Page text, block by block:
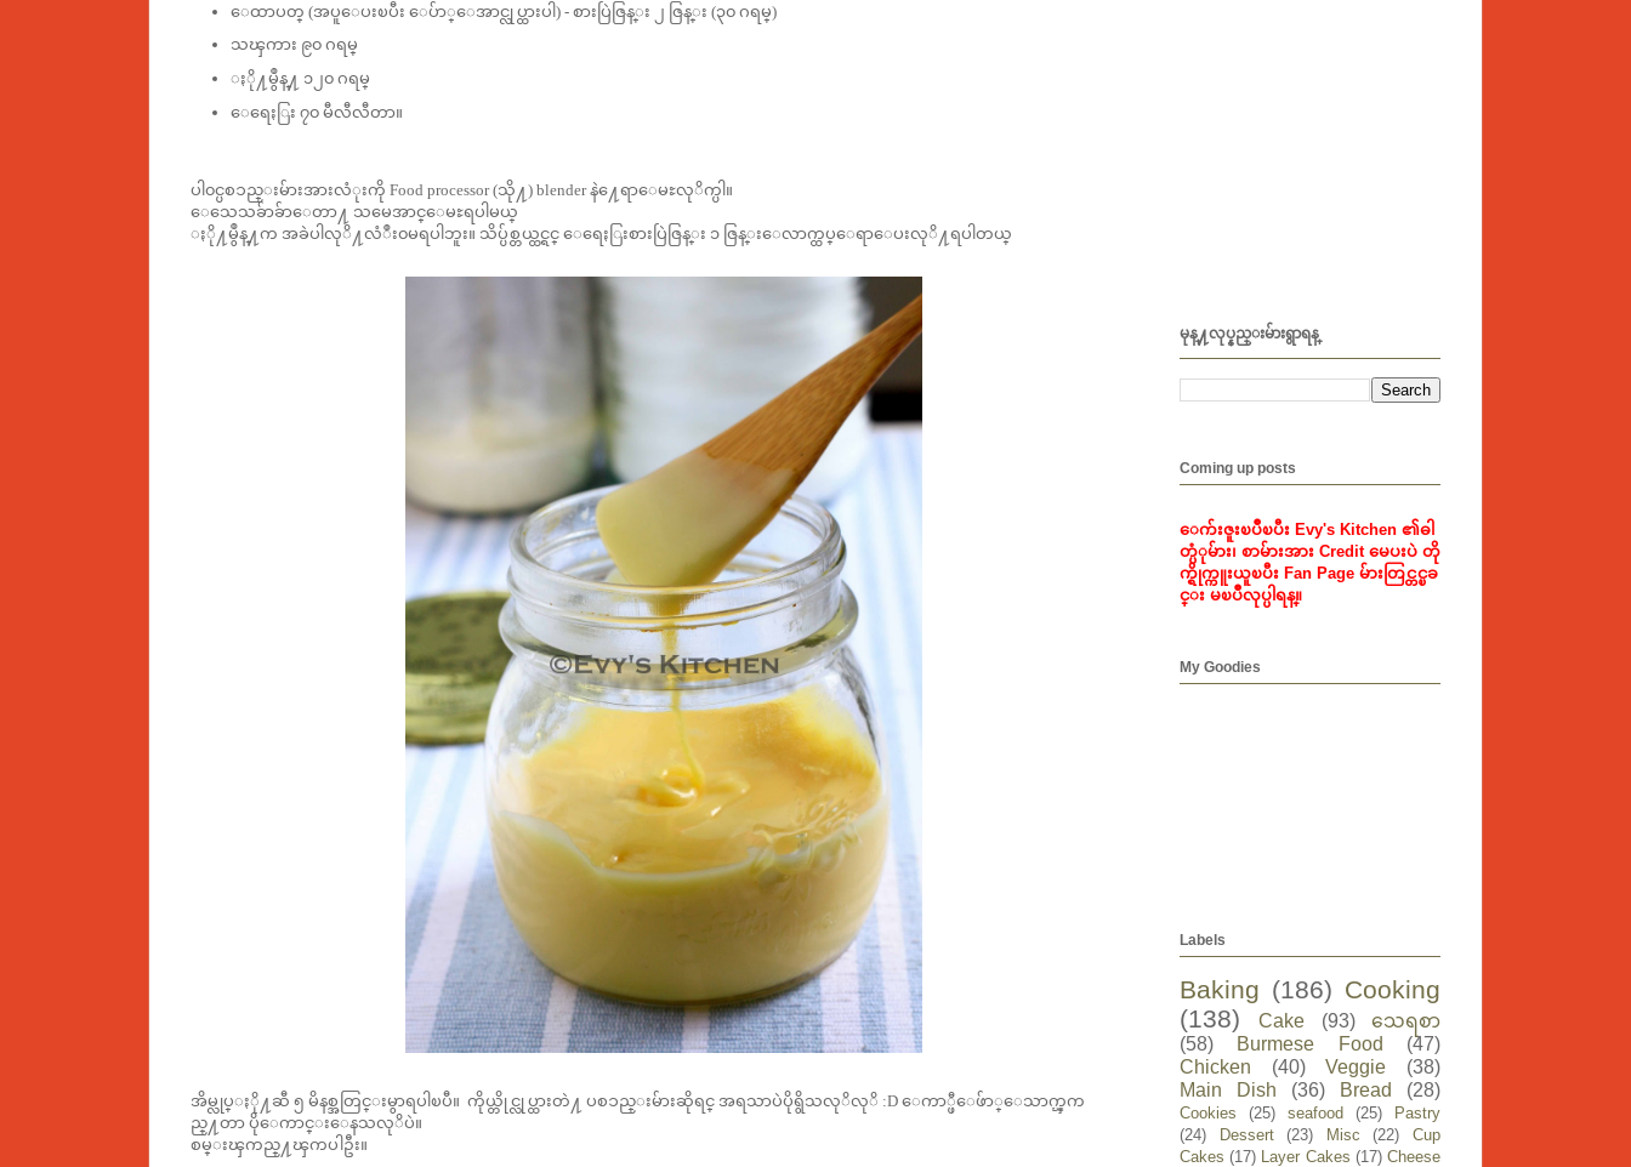
ေထာပတ္ (အပူေပးၿပီး ေပ်ာ္ေအာင္လုပ္ထားပါ) - စားပြဲဇြန္း ၂ ဇြန္း (၃၀ ဂရမ္)
သၾကား ၉၀ ဂရမ္
ႏို႔မွဳန္႔ ၁၂၀ ဂရမ္
ေရေႏြး ၇၀ မီလီလီတာ။
ပါ၀င္ပစၥည္းမ်ားအားလံုးကို Food processor (သို႔) blender နဲ႔ေရာေမႊလုိက္ပါ။
ေသေသခ်ာခ်ာေတာ႔ သမေအာင္ေမႊရပါမယ္
ႏို႔မွဳန္႔က အခဲပါလုိ႔လံဳး၀မရပါဘူး။ သိပ္ပ်စ္တယ္ထင္ရင္ ေရေႏြးစားပြဲဇြန္း ၁ ဇြန္းေလာက္ထပ္ေရာေပးလုိ႔ရပါတယ္
အိမ္လုပ္ႏို႔ဆီ ၅ မိနစ္အတြင္းမွာရပါၿပီ။ ကိုယ္တိုင္လုပ္ထားတဲ႔ ပစၥည္းမ်ားဆိုရင္ အရသာပဲပိုရွိသလုိလုိ :D ေကာ္ဖီေဖ်ာ္ေသာက္ၾက
ည္႔တာ ပိုေကာင္းေနသလုိပဲ။
စမ္းၾကည္႔ၾကပါဦး။
မုန္႔လုပ္နည္းမ်ားရွာရန္
Coming up posts
ေက်းဇူးၿပဳၿပီး Evy's Kitchen ၏ဓါ
တ္ပံုမ်ား၊ စာမ်ားအား Credit မေပးပဲ တို
က္ရိုက္ကူးယူၿပီး Fan Page မ်ားတြင္တင္ၿခ
င္း မၿပဳလုပ္ပါရန္။
My Goodies
Labels
Baking (186) Cooking
(138)
Cake (93)
သေရစာ
(58)
Burmese Food
(47)
Chicken
(40) Veggie
(38)
Main Dish
(36) Bread (28)
Cookies (25) seafood (25)
Pastry
(24)
Dessert (23) Misc (22)
Cup
Cakes (17) Layer Cakes (17) Cheese